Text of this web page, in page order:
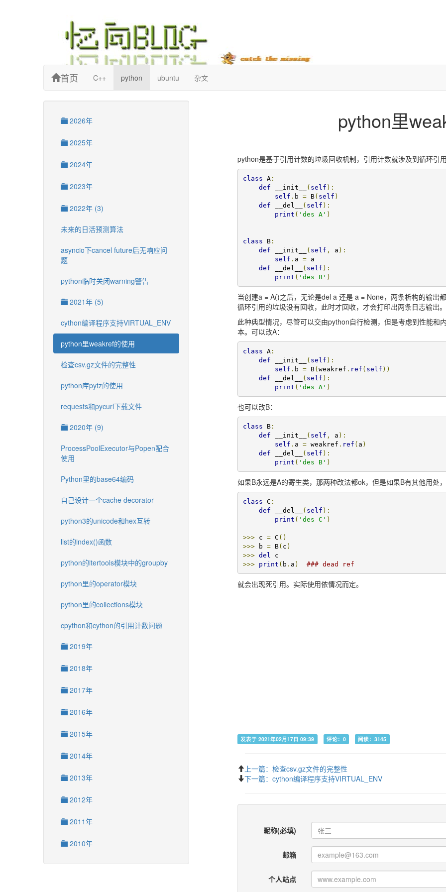
首页 C++ python ubuntu 杂文
2026年
2025年
2024年
2023年
2022年 (3)
未来的日活预测算法
asyncio下cancel future后无响应问
题
python临时关闭warning警告
2021年 (5)
cython编译程序支持VIRTUAL_ENV
python里weakref的使用
检查csv.gz文件的完整性
python库pytz的使用
requests和pycurl下载文件
2020年 (9)
ProcessPoolExecutor与Popen配合
使用
Python里的base64编码
自己设计一个cache decorator
python3的unicode和hex互转
list的index()函数
python的itertools模块中的groupby
python里的operator模块
python里的collections模块
cpython和cython的引用计数问题
2019年
2018年
2017年
2016年
2015年
2014年
2013年
2012年
2011年
2010年
python里
python是基于引用计数的垃圾回收机制，引用计数就涉及到循环引
class A:
def __init__ ( self ):
self . b = B( self )
def __del__ ( self ):
print ( 'des A' )
class B:
def __init__ ( self , a ):
self . a = a
def __del__ ( self ):
print ( 'des B' )
当创建a = A()之后，无论是del a 还是 a = None，两条析构的输出
循环引用的垃圾没有回收，此时才回收，才会打印出两条日志输出。
此种典型情况，尽管可以交由python自行检测，但是考虑到性能和
本。可以改A：
class A:
def __init__ ( self ):
self . b = B(weakref . ref ( self ))
def __del__ ( self ):
print ( 'des A' )
也可以改B：
class B:
def __init__ ( self , a ):
self . a = weakref . ref ( a )
def __del__ ( self ):
print ( 'des B' )
如果B永远是A的寄生类，那两种改法都ok，但是如果B有其他用处
class C :
def __del__ ( self ):
print ( 'des C' )
>>> c = C ()
>>> b = B( c )
>>> del
>>>
print ( b . a ) ### dead ref
就会出现死引用。实际使用依情况而定。
发表于 2021年02月17日 09:39 评论：0 阅读：3145
上一篇：检查csv.gz文件的完整性
下一篇：cython编译程序支持VIRTUAL_ENV
昵称(必填)
邮箱
个人站点